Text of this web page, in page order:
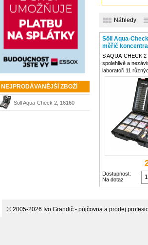
NEJPRODÁVANĚJŠÍ ZBOŽÍ
Söll Aqua-Check 2, 16160
Náhledy
Söll Aqua-
měřič
vodě
S AQUA-CHECK 2
spolehlivě a
laboratoři 11
vodě. Díky
sondě disponuje
fotometr
rozsahem měření.
lépe prokázat i velmi
Dostupnost:
Na dotaz
© 2005-2026 Ivo Grandič - půjčovna a prodej